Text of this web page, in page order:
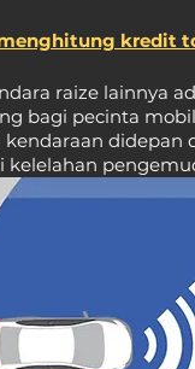
kredit
raize lainnya
bagi pecinta
kelelahan